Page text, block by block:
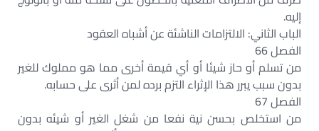
إليه.
الباب الثاني: الالتزامات الناشئة عن أشباه العقود
الفصل 66
من تسلم أو حاز شيئا أو أي قيمة أخرى مما هو مملوك للغير
بدون سبب يبرر هذا الإثراء التزم برده لمن أثرى على حسابه.
الفصل 67
من استخلص بحسن نية نفعا من شغل الغير أو شيئه بدون